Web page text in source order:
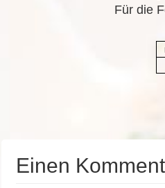
Für die
Einen